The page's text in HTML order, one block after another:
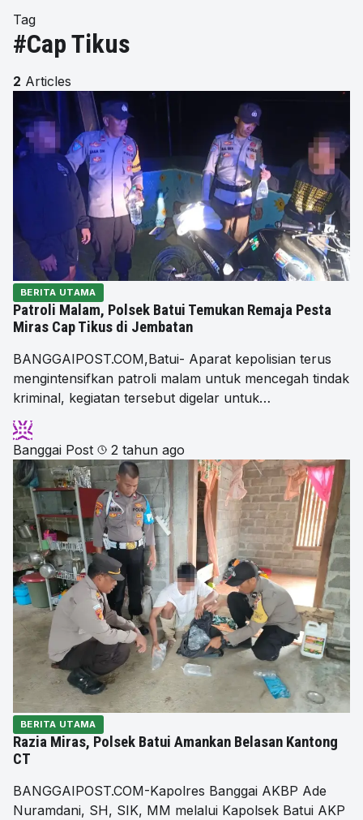
Tag
#Cap Tikus
2 Articles
BERITA UTAMA
Patroli Malam, Polsek Batui Temukan Remaja Pesta
Miras Cap Tikus di Jembatan
BANGGAIPOST.COM,Batui- Aparat kepolisian terus
mengintensifkan patroli malam untuk mencegah tindak
kriminal, kegiatan tersebut digelar untuk…
Banggai Post 2 tahun ago
BERITA UTAMA
Razia Miras, Polsek Batui Amankan Belasan Kantong
CT
BANGGAIPOST.COM-Kapolres Banggai AKBP Ade
Nuramdani, SH, SIK, MM melalui Kapolsek Batui AKP